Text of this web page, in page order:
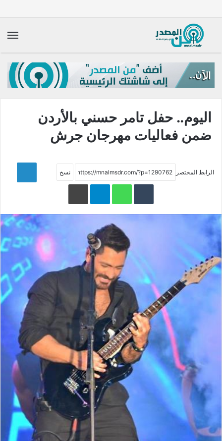
اليوم.. حفل تامر حسني بالأردن
ضمن فعاليات مهرجان جرش
الرابط المختصر
LinkedIn
WhatsApp
Telegramطباعة